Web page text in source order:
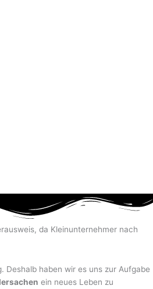
da Kleinunternehmer nach
Deshalb haben wir es uns zur Aufgabe
ein neues Leben zu